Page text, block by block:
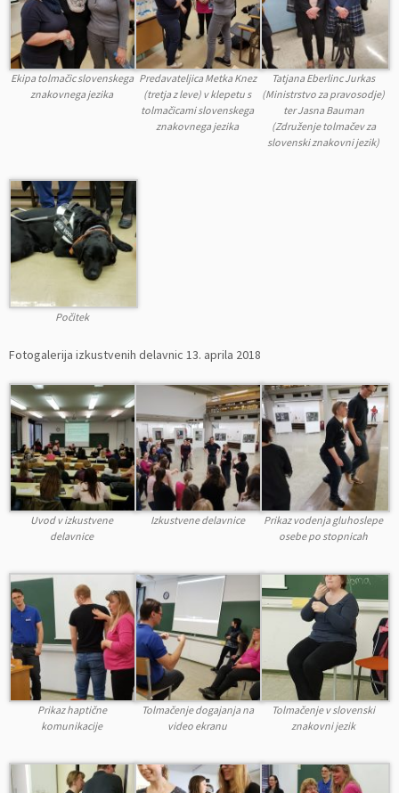
Ekipa tolmačic slovenskega
znakovnega jezika
Predavateljica Metka Knez
(tretja z leve) v klepetu s
tolmačicami slovenskega
znakovnega jezika
Tatjana Eberlinc Jurkas
(Ministrstvo za pravosodje)
ter Jasna Bauman
(Združenje tolmačev za
slovenski znakovni jezik)
Počitek
Fotogalerija izkustvenih delavnic 13. aprila 2018
Uvod v izkustvene
delavnice
Izkustvene delavnice
Prikaz vodenja gluhoslepe
osebe po stopnicah
Prikaz haptične
komunikacije
Tolmačenje dogajanja na
video ekranu
Tolmačenje v slovenski
znakovni jezik